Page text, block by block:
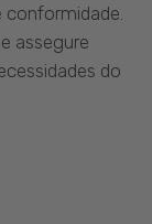
assegure
do